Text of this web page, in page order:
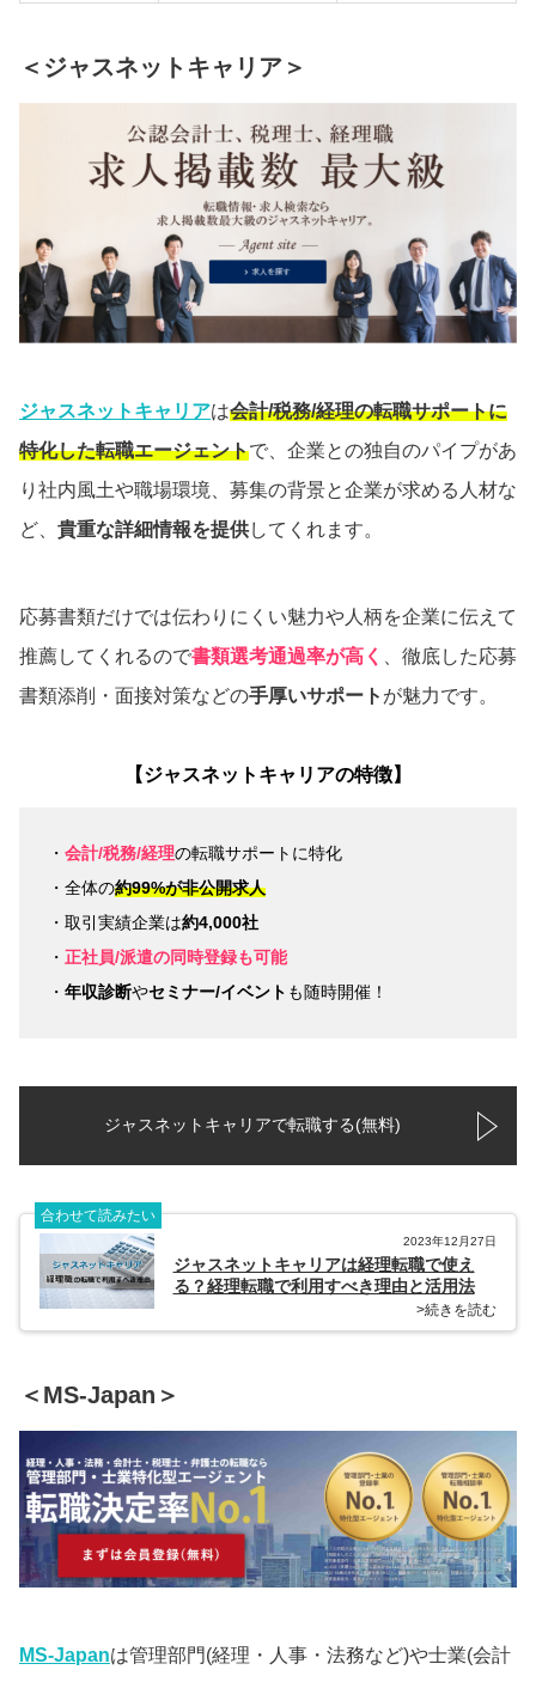
＜ジャスネットキャリア＞
ジャスネットキャリアは会計/税務/経理の転職サポートに
特化した転職エージェントで、企業との独自のパイプがあ
り社内風土や職場環境、募集の背景と企業が求める人材な
ど、 貴重な詳細情報を提供してくれます。
応募書類だけでは伝わりにくい魅力や人柄を企業に伝えて
推薦してくれるので書類選考通過率が高く
、徹底した応募
書類添削・面接対策などの手厚いサポート が魅力です。
【ジャスネットキャリアの特徴】
・ 会計/税務/経理の転職サポートに特化
・全体の約99%が非公開求人
・取引実績企業は約4,000社
・ 正社員/派遣の同時登録も可能
・ 年収診断やセミナー/イベント も随時開催！
ジャスネットキャリアで転職する(無料)
合わせて読みたい
2023年12月27日
ジャスネットキャリアは経理転職で使え
る？経理転職で利用すべき理由と活用法
>続きを読む
＜MS-Japan＞
MS-Japanは管理部門(経理・人事・法務など)や士業(会計